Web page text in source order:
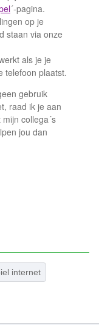
´-pagina.
op je
staan via onze
als je je
telefoon plaatst.
gebruik
raad ik je aan
collega´s
jou dan
internet